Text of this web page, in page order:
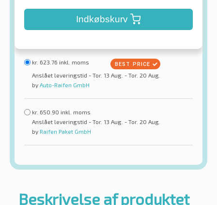
Indkøbskurv
kr. 623.76 inkl. moms
Anslået leveringstid - Tor. 13 Aug. - Tor. 20 Aug.
by Auto-Raifen GmbH
kr. 650.90 inkl. moms
Anslået leveringstid - Tor. 13 Aug. - Tor. 20 Aug.
by Raifen Paket GmbH
Beskrivelse af produktet